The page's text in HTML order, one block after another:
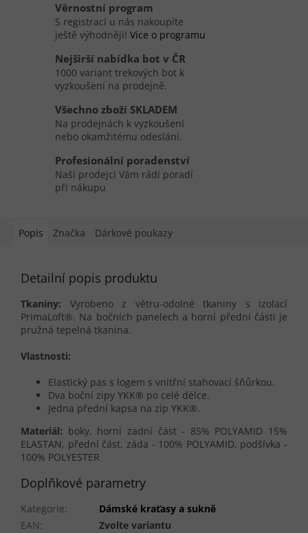
Věrnostní program
S registrací u nás nakoupíte
ještě výhodněji! Více o programu
Nejširší nabídka bot v ČR
1000 variant trekových bot k
vyzkoušení na prodejně.
Všechno zboží SKLADEM
Na prodejnách k vyzkoušení
nebo okamžitému odeslání.
Profesionální poradenství
Naši prodejci Vám rádi poradí
při nákupu
Popis Značka Dárkové poukazy
Detailní popis produktu
Tkaniny: Vyrobeno z větru-odolné tkaniny s izolací
PrimaLoft®. Na bočních panelech a horní přední části je
pružná tepelná tkanina.
Vlastnosti:
Elastický pas s logem s vnitřní stahovací šňůrkou.
Dva boční zipy YKK® po celé délce.
Jedna přední kapsa na zip YKK®.
Materiál: boky, horní zadní část - 85% POLYAMID 15%
ELASTAN, přední část, záda - 100% POLYAMID, podšívka -
100% POLYESTER
Doplňkové parametry
Kategorie:
Dámské kraťasy a sukně
EAN:
Zvolte variantu